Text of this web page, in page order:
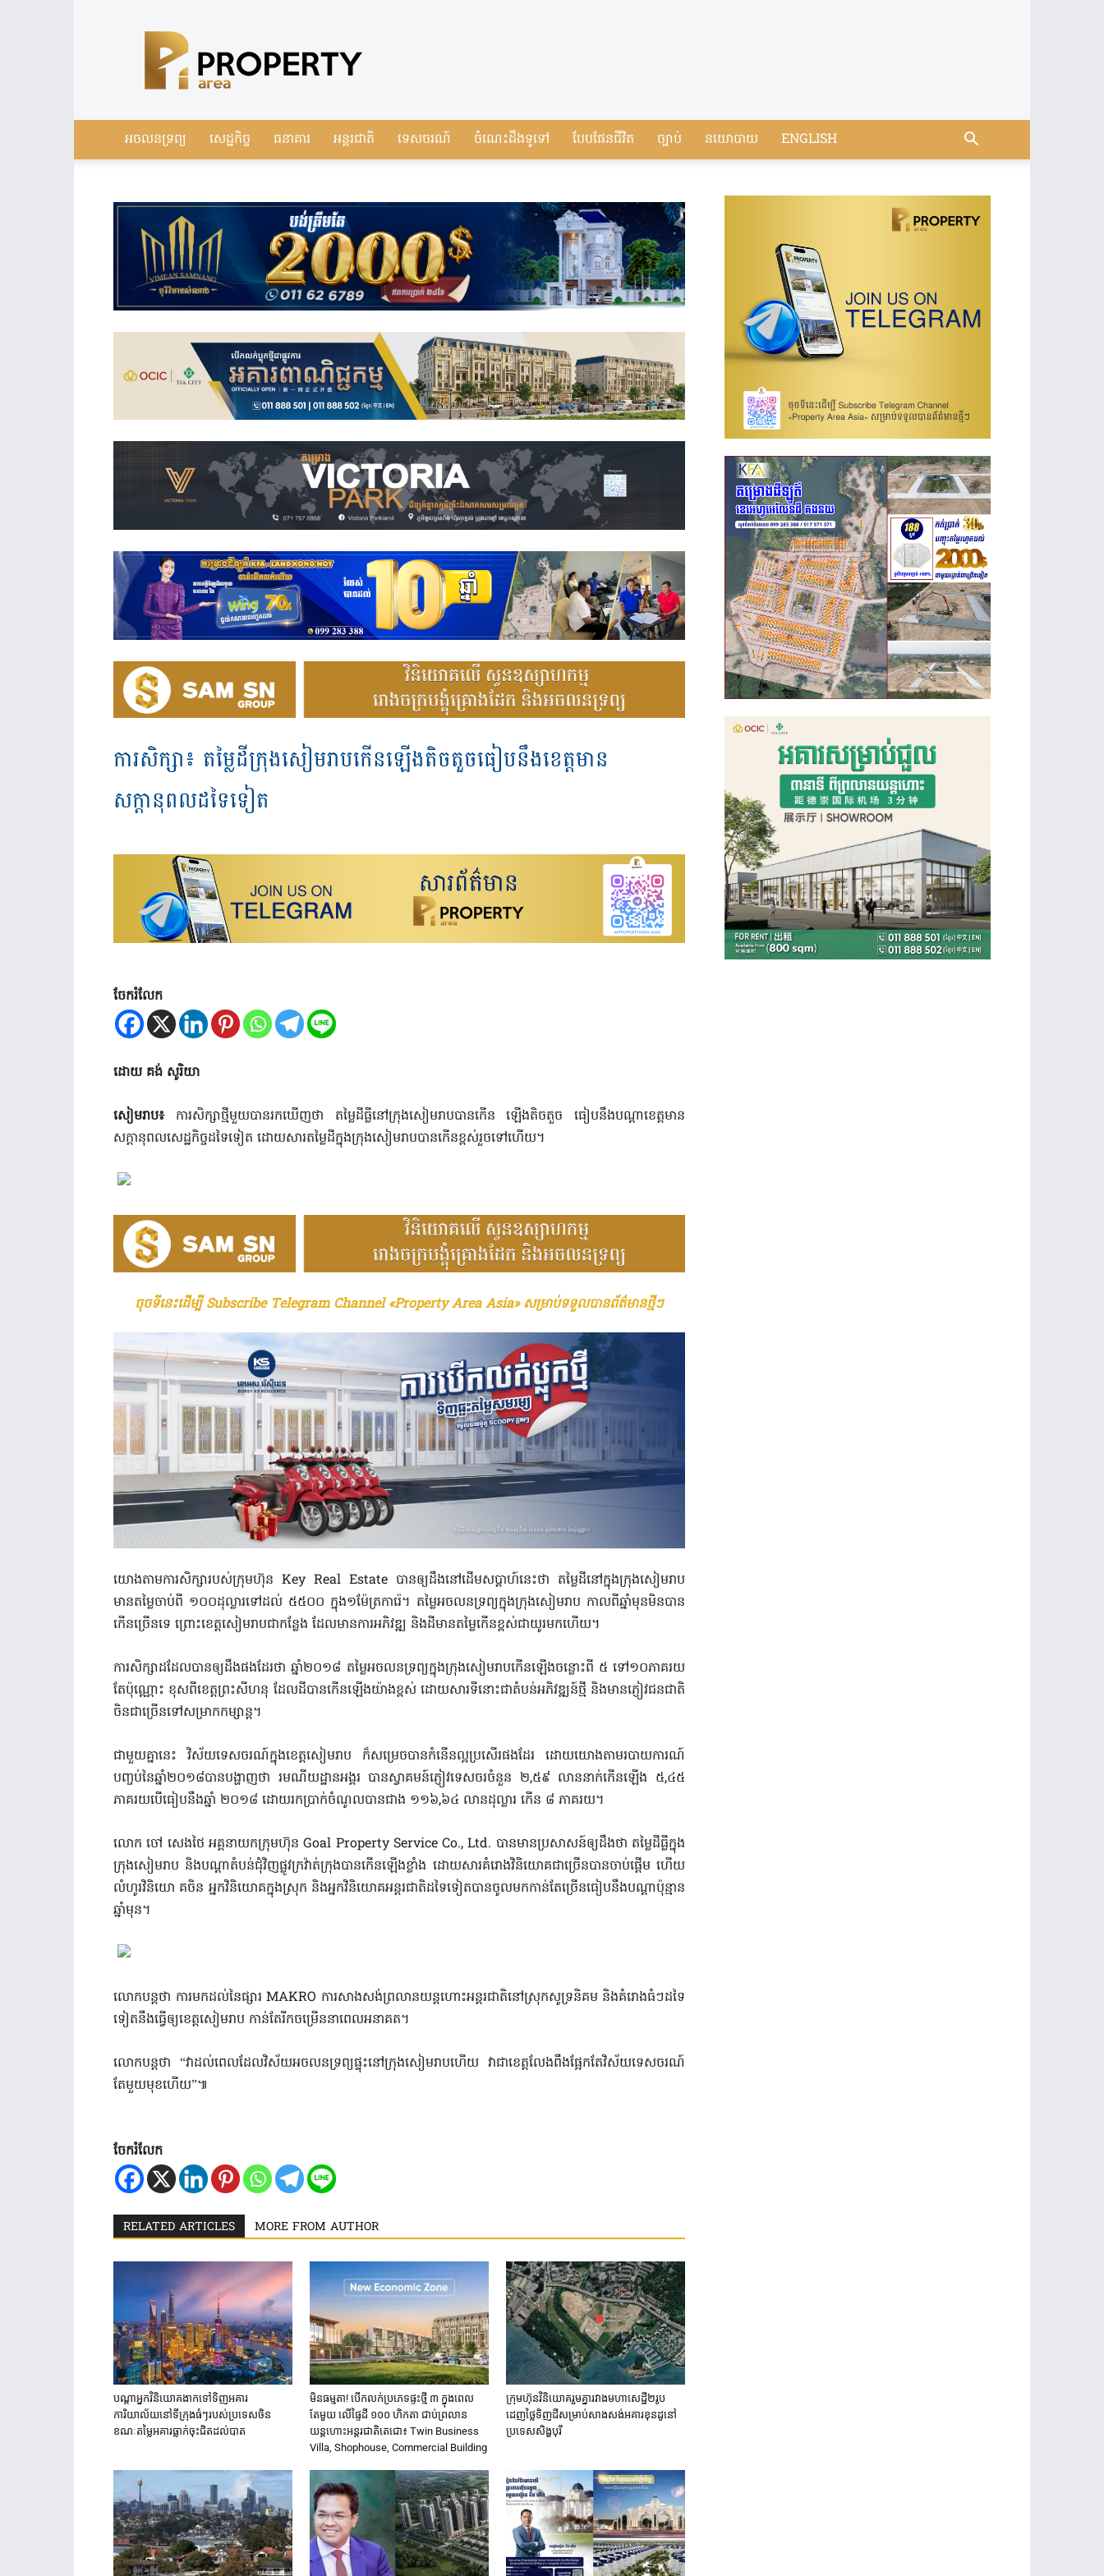
Real
Estate
Cambodia
អចលនទ្រព្យ សេដ្ឋកិច្ច ធនាគារ អន្តរជាតិ ទេសចរណ៍ ចំណេះដឹងទូទៅ បែបផែនជីវិត ច្បាប់ នយោបាយ ENGLISH
ការសិក្សា៖ តម្លៃ​ដី​ក្រុង​សៀមរាប​កើនឡើង​តិចតួច​ធៀប​នឹង​ខេត្ត​មាន
សក្តានុពល​ដទៃទៀត
ចែករំលែក
ដោយ គង់ សូរិយា
សៀមរាប៖ ការសិក្សា​ថ្មី​មួយ​បាន​រកឃើញថា តម្លៃ​ដីធ្លី​នៅ​ក្រុង​សៀមរាប​បាន​កើន ឡើង​តិចតួច ធៀប​នឹង​បណ្តា​ខេត្ត​មាន​
សក្តានុពល​សេដ្ឋកិច្ច​ដទៃទៀត ដោយសារ​តម្លៃ​ដី​ក្នុង​ក្រុង​សៀមរាប​បាន​កើន​ខ្ពស់​រួចទៅហើយ។
ចុចទីនេះដើម្បី Subscribe Telegram Channel «Property Area Asia» សម្រាប់ទទួលបានព័ត៌មានថ្មីៗ
យោងតាម​ការសិក្សា​រប​ស់​ក្រុមហ៊ុន Key Real Estate បាន​ឲ្យ​ដឹង​នៅ​ដើម​សប្តាហ៍​នេះ​ថា តម្លៃ​ដី​នៅក្នុង​ក្រុង​សៀមរាប
មានតម្លៃ​ចាប់ពី ១០០ដុល្លារ​ទៅដល់ ៥៥០០ ក្នុង១ម៉ែត្រការ៉េ។ តម្លៃ​អចលនទ្រព្យ​ក្នុង​ក្រុង​សៀមរាប កាលពី​ឆ្នាំមុន​មិនបាន​
កើន​ច្រើន​ទេ ព្រោះ​ខេត្តសៀមរាប​ជា​កន្លែង ដែលមាន​ការអភិវឌ្ឍ និង​ដី​មានតម្លៃ​កើន​ខ្ពស់​ជា​យូរ​មកហើយ។
ការសិក្សា​ដដែល​បាន​ឲ្យ​ដឹងផង​ដែរ​ថា ឆ្នាំ២០១៨ តម្លៃ​អចលនទ្រព្យ​ក្នុង​ក្រុង​សៀមរាប​កើនឡើង​ចន្លោះ​ពី ៥ ទៅ១០ភាគរយ​
តែប៉ុណ្ណោះ ខុសពី​ខេត្ត​ព្រះសីហនុ ដែល​ដី​បាន​កើនឡើង​យ៉ាងខ្ពស់ ដោយសារ​ទីនោះ​ជា​តំបន់​អភិវឌ្ឍន៍​ថ្មី និង​មាន​ភ្ញៀវ​ជនជាតិ​
ចិន​ជាច្រើន​ទៅ​សម្រាក​កម្សាន្ត។
ជាមួយគ្នានេះ វិស័យ​ទេសចរណ៍​ក្នុង​ខេត្តសៀមរាប ក៏​សម្រេចបាន​កំនើន​ល្អប្រសើរ​ផងដែរ ដោយ​យោងតាម​របាយការណ៍​
បញ្ចប់​នៃ​ឆ្នាំ២០១៨បាន​បង្ហាញថា រមណីយដ្ឋាន​អង្គរ បាន​ស្វាគមន៍​ភ្ញៀវទេសចរ​ចំនួន ២,៥៩ លាន​នាក់​កើនឡើង ៥,៤៥
ភាគរយ​បើ​ធៀប​នឹង​ឆ្នាំ ២០១៨ ដោយ​រកប្រាក់​ចំណូល​បាន​ជាង ១១៦,៦៤ លាន​ដុល្លារ កើន ៨ ភាគរយ។
លោក ចៅ សេង​ថៃ អគ្គនាយក​ក្រុមហ៊ុន Goal Property Service Co., Ltd. បាន​មានប្រសាសន៍​ឲ្យ​ដឹងថា តម្លៃ​ដីធ្លី​ក្នុង​
ក្រុង​សៀមរាប និង​បណ្តា​តំបន់​ជុំវិញ​ផ្លូវ​ក្រវ៉ាត់​ក្រុង​បាន​កើនឡើង​ខ្លាំង ដោយសារ​គំរោង​វិនិយោគ​ជាច្រើន​បានចាប់ផ្តើម ហើយ​
លំហូរ​វិ​និ​យោ គ​ចិន អ្នកវិនិយោគ​ក្នុងស្រុក និង​អ្នកវិនិយោគ​អន្តរជាតិ​ដទៃទៀត​បាន​ចូលមក​កាន់តែច្រើន​ធៀប​នឹង​បណ្តា​ប៉ុន្មាន​
ឆ្នាំមុន។
លោក​បន្តថា ការមកដល់​នៃ​ផ្សារ MAKRO ការសាងសង់​ព្រលានយន្តហោះ​អន្តរជាតិ​នៅ​ស្រុក​សូទ្រនិគម និង​គំរោងធំៗដទៃ
ទៀត​នឹងធ្វើ​ឲ្យ​ខេត្តសៀមរាប កាន់តែ​រីកចម្រើន​នាពេល​អនាគត។
លោក​បន្តថា “វា​ដល់​ពេលដែល​វិស័យ​អចលនទ្រព្យ​ផ្ទុះ​នៅ​ក្រុង​សៀមរាប​ហើយ វា​ជា​ខេត្ត​លែង​ពឹងផ្អែក​តែ​វិស័យ​ទេសចរណ៍​
តែមួយ​មុខ​ហើយ”៕
ចែករំលែក
RELATED ARTICLES MORE FROM AUTHOR
បណ្តាអ្នកវិនិយោគ​ងាក​ទៅ​ទិញ​អគារ
ការិយាល័យ​នៅ​ទីក្រុង​ធំៗ​របស់​ប្រទេសចិន ​
ខណៈតម្លៃអគារធ្លាក់​ចុះ​ជិត​ដល់​បាត
មិនធម្មតា! បើកលក់ប្រភេទផ្ទះថ្មី ៣ ក្នុងពេល
តែមួយ លើផ្ទៃដី ១០០ ហិកតា ​ជាប់​ព្រលាន
យន្តហោះ​អន្តរជាតិតេជោ៖ ​Twin Business
Villa, Shophouse, Commercial Building
ក្រុមហ៊ុន​វិនិយោគ​រួម​គ្នា​រវាង​មហាសេដ្ឋី២រូប ​
ដេញ​ថ្លៃ​ទិញ​ដី​សម្រាប់​សាងសង់​អគារខុនដូ​នៅ​
ប្រទេស​សិង្ហបុរី​